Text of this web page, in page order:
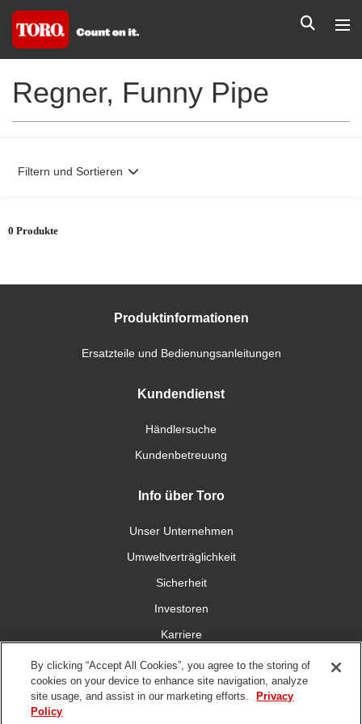
Regner, Funny Pipe
0 Produkte
Filtern und Sortieren
Produktinformationen
Ersatzteile und Bedienungsanleitungen
Kundendienst
Händlersuche
Kundenbetreuung
Info über Toro
Unser Unternehmen
Umweltverträglichkeit
Sicherheit
Investoren
Karriere
Verbinden Sie sich mit uns
By clicking “Accept All Cookies”, you agree to the storing of
cookies on your device to enhance site navigation, analyze
site usage, and assist in our marketing efforts.
Privacy
Policy